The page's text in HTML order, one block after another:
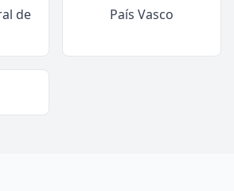
de
País Vasco